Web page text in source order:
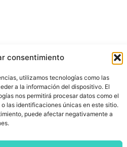
consentimiento
utilizamos tecnologías como las
a la información del dispositivo. El
nos permitirá procesar datos como el
las identificaciones únicas en este sitio.
puede afectar negativamente a